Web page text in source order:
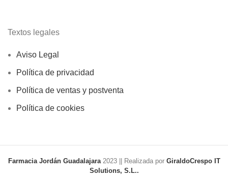
Textos legales
Aviso Legal
Política de privacidad
Política de ventas y postventa
Política de cookies
Farmacia Jordán Guadalajara 2023 || Realizada por GiraldoCrespo IT
Solutions, S.L..